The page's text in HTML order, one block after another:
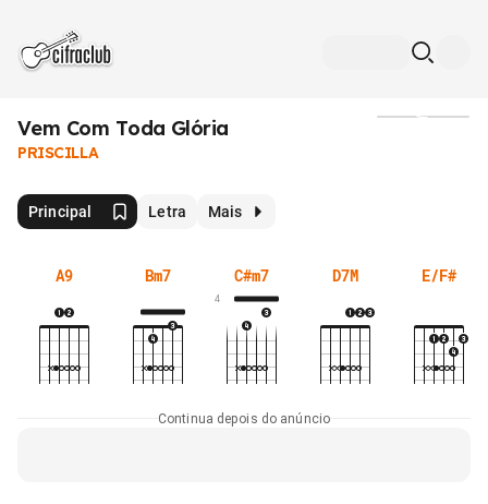
Vem Com Toda Glória
PRISCILLA
Principal Letra Mais
A9 Bm7 C#m7
4
D7M E/F#
Continua depois do anúncio